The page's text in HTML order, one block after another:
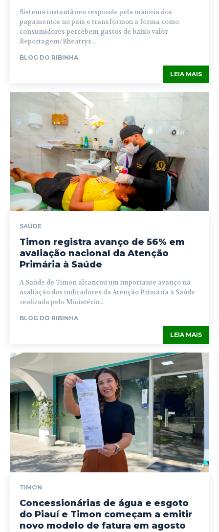
Sistema instantâneo responde pela maioria dos
pagamentos no país e transformou a forma como
consumidores percebem gastos de baixo valor
Reportagem/Bheatrys...
BLOG DO RIBINHA
LEIA MAIS
SAÚDE
Timon registra avanço de 56% em
avaliação nacional da Atenção
Primária à Saúde
A Saúde de Timon alcançou um importante avanço na
avaliação dos indicadores da Atenção Primária à Saúde
realizada pelo Ministério...
BLOG DO RIBINHA
LEIA MAIS
TIMON
Concessionárias de água e esgoto
do Piauí e Timon começam a emitir
novo modelo de fatura em agosto